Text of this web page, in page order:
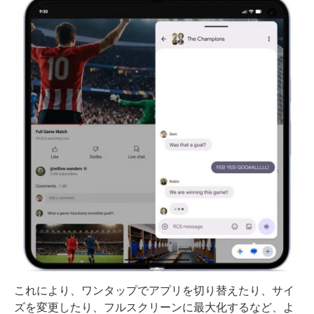
これにより、ワンタップでアプリを切り替えたり、サイ
ズを変更したり、フルスクリーンに最大化するなど、よ